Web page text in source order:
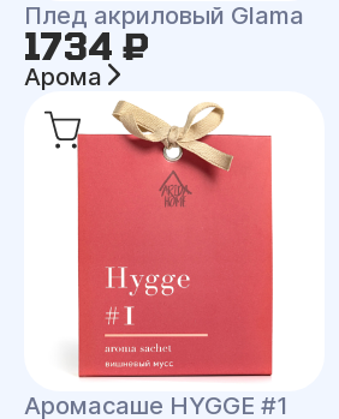
Плед акриловый Glama
1734 ₽
Арома
Аромасаше HYGGE #1